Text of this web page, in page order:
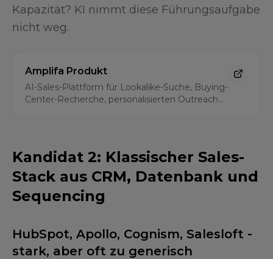
Kapazität? KI nimmt diese Führungsaufgabe
nicht weg.
Amplifa Produkt
AI-Sales-Plattform für Lookalike-Suche, Buying-
Center-Recherche, personalisierten Outreach
Kandidat 2: Klassischer Sales-
Stack aus CRM, Datenbank und
Sequencing
HubSpot, Apollo, Cognism, Salesloft -
stark, aber oft zu generisch